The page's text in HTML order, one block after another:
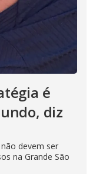
é
diz
devem ser
na Grande São